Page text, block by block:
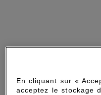
En cliquant sur «
acceptez le stockage